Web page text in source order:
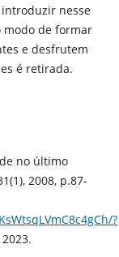
introduzir nesse
modo de formar
e desfrutem
é retirada.
no último
2008, p.87-
?